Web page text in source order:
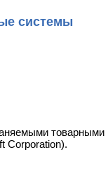
системы
товарными
Corporation).